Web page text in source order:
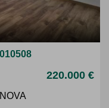
220.000 €